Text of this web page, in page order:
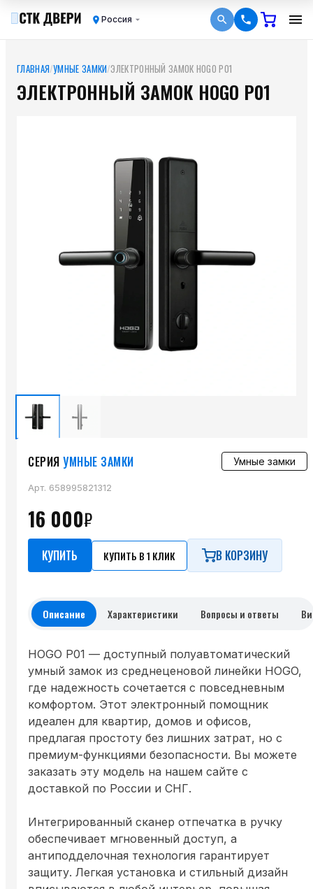
Россия
ГЛАВНАЯ/УМНЫЕ ЗАМКИ/ЭЛЕКТРОННЫЙ ЗАМОК HOGO P01
ЭЛЕКТРОННЫЙ ЗАМОК HOGO P01
СЕРИЯ УМНЫЕ ЗАМКИ Умные замки
Арт. 658995821312
16 000₽
КУПИТЬ КУПИТЬ В 1 КЛИК В КОРЗИНУ
Описание Характеристики Вопросы и ответы
HOGO P01 — доступный полуавтоматический
умный замок из среднеценовой линейки HOGO,
где надежность сочетается с повседневным
комфортом. Этот электронный помощник
идеален для квартир, домов и офисов,
предлагая простоту без лишних затрат, но с
премиум-функциями безопасности. Вы можете
заказать эту модель на нашем сайте с
доставкой по России и СНГ.
Интегрированный сканер отпечатка в ручку
обеспечивает мгновенный доступ, а
антиподделочная технология гарантирует
защиту. Легкая установка и стильный дизайн